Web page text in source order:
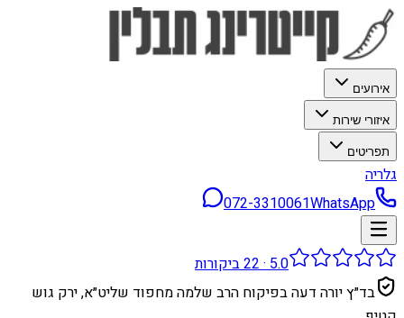
אירועים
איזורי שירות
תפריטים
גלריה
072-3310061WhatsApp
5.0
·
22ביקורות
בד״ץ יורה דעה בפיקוח הרב שלמה מחפוד שליט״א, ירק גוש